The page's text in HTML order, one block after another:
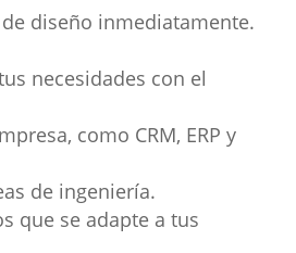
diseño inmediatamente.
necesidades con el
como CRM, ERP y
de ingeniería.
que se adapte a tus